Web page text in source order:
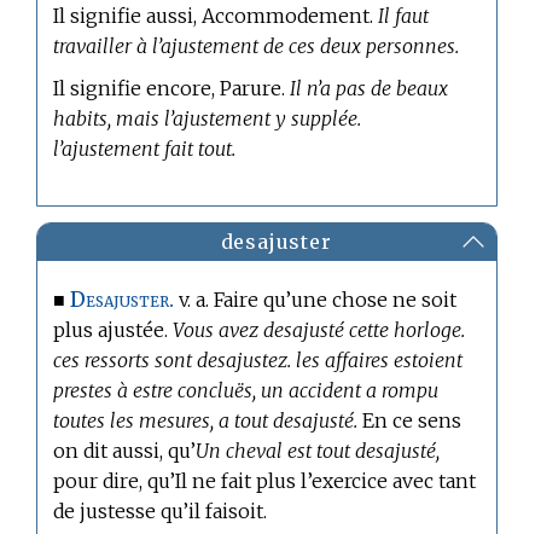
Il signifie aussi, Accommodement. Il faut
travailler à l’ajustement de ces deux personnes.
Il signifie encore, Parure.Il n’a pas de beaux
habits, mais l’ajustement y supplée.
l’ajustement fait tout.
desajuster
■Desajuster. v. a. Faire qu’une chose ne soit
plus ajustée.Vous avez desajusté cette horloge.
ces ressorts sont desajustez. les affaires estoient
prestes à estre concluës, un accident a rompu
toutes les mesures, a tout desajusté. En ce sens
on dit aussi, qu’Un cheval est tout desajusté,
pour dire, qu’Il ne fait plus l’exercice avec tant
de justesse qu’il faisoit.